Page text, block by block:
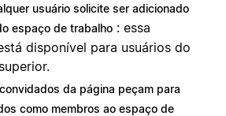
usuário solicite ser adicionado
espaço de trabalho : essa
disponível para usuários do
da página peçam para
como membros ao espaço de